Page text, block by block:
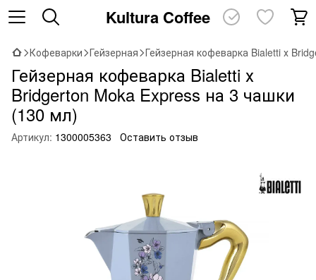
Kultura Coffee
Кофеварки Гейзерная Гейзерная кофеварка Bialetti х
Гейзерная кофеварка Bialetti х
Bridgerton Moka Express на 3 чашки
(130 мл)
Артикул: 1300005363 Оставить отзыв